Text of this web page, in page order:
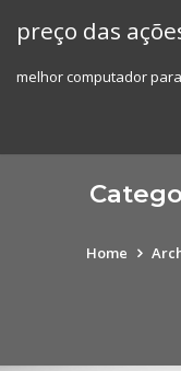
preço das
melhor computador
Home